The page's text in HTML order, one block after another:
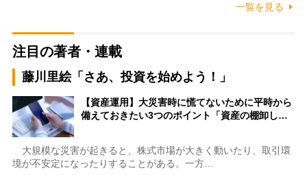
一覧を見る
注目の著者・連載
藤川里絵「さあ、投資を始めよう！」
【資産運用】大災害時に慌てないために平時から
備えておきたい3つのポイント「資産の棚卸し…
大規模な災害が起きると、株式市場が大きく動いたり、取引環
境が不安定になったりすることがある。一方…